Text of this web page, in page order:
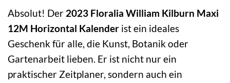
Absolut! Der 2023 Floralia William Kilburn Maxi
12M Horizontal Kalender ist ein ideales
Geschenk für alle, die Kunst, Botanik oder
Gartenarbeit lieben. Er ist nicht nur ein
praktischer Zeitplaner, sondern auch ein